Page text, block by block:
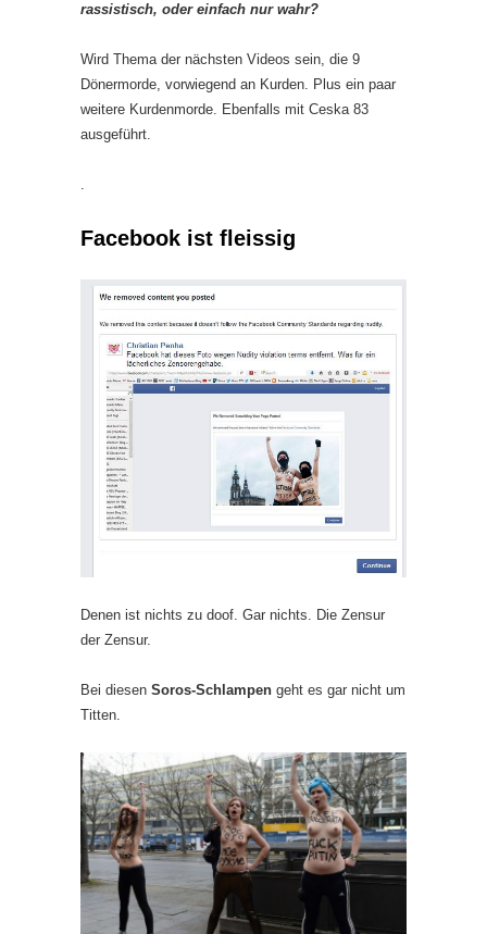
rassistisch, oder einfach nur wahr?
Wird Thema der nächsten Videos sein, die 9
Dönermorde, vorwiegend an Kurden. Plus ein paar
weitere Kurdenmorde. Ebenfalls mit Ceska 83
ausgeführt.
.
Facebook ist fleissig
Denen ist nichts zu doof. Gar nichts. Die Zensur
der Zensur.
Bei diesen Soros-Schlampen geht es gar nicht um
Titten.